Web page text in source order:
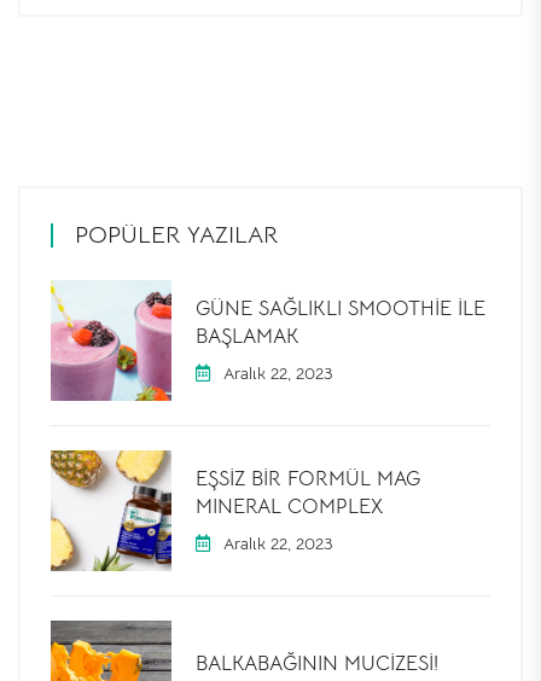
POPÜLER YAZILAR
GÜNE SAĞLIKLI SMOOTHIE ILE
BAŞLAMAK
Aralık 22, 2023
EŞSIZ BIR FORMÜL MAG
MINERAL COMPLEX
Aralık 22, 2023
BALKABAĞININ MUCIZESI!